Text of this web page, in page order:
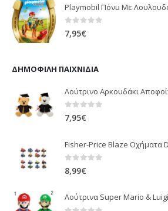
Playmobil Πόνυ Με
0out of 5
7,95€
ΔΗΜΟΦΙΛΉ ΠΑΙΧΝΊΔΙΑ
0out of 5
7,95€
0 out of 5
8,99€